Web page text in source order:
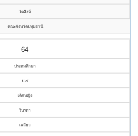
วัดสิงห์
คณะจังหวัดปทุมธานี
64
ประถมศึกษา
ป.๔
เด็กหญิง
รินรดา
เฉลียว